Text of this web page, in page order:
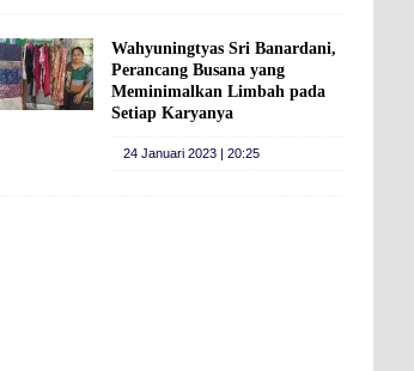
Wahyuningtyas Sri Banardani,
Perancang Busana yang
Meminimalkan Limbah pada
Setiap Karyanya
24 Januari 2023 | 20:25